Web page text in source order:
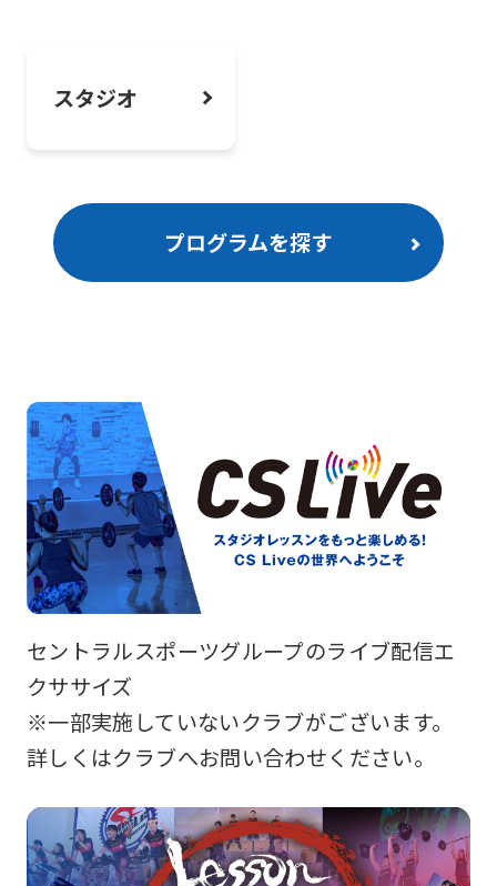
プログラム診断あり！あなたにぴったり
スタジオ
プログラムを探す
セントラルスポーツグループのライブ配信エ
クササイズ
※一部実施していないクラブがございます。
詳しくはクラブへお問い合わせください。